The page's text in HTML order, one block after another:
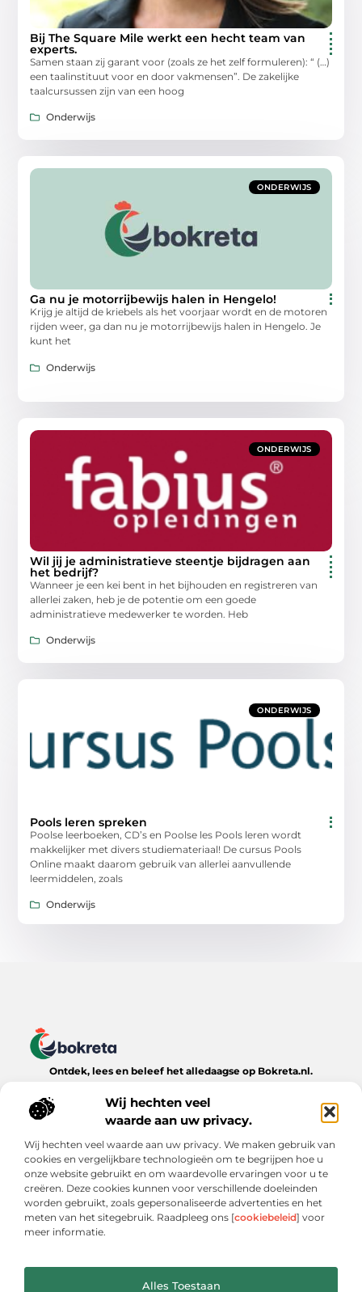
Wij hechten veel
waarde aan uw privacy.
Wij hechten veel waarde aan uw privacy. We maken gebruik van
cookies en vergelijkbare technologieën om te begrijpen hoe u
onze website gebruikt en om waardevolle ervaringen voor u te
creëren. Deze cookies kunnen voor verschillende doeleinden
worden gebruikt, zoals gepersonaliseerde advertenties en het
meten van het sitegebruik. Raadpleeg ons [cookiebeleid] voor
meer informatie.
Alles Toestaan
Bij The Square Mile werkt een hecht team van
experts.
Samen staan zij garant voor (zoals ze het zelf formuleren): “ (…)
een taalinstituut voor en door vakmensen”. De zakelijke
taalcursussen zijn van een hoog
Onderwijs
ONDERWIJS
Ga nu je motorrijbewijs halen in Hengelo!
Krijg je altijd de kriebels als het voorjaar wordt en de motoren
rijden weer, ga dan nu je motorrijbewijs halen in Hengelo. Je
kunt het
Onderwijs
ONDERWIJS
Wil jij je administratieve steentje bijdragen aan
het bedrijf?
Wanneer je een kei bent in het bijhouden en registreren van
allerlei zaken, heb je de potentie om een goede
administratieve medewerker te worden. Heb
Onderwijs
ONDERWIJS
Pools leren spreken
Poolse leerboeken, CD’s en Poolse les Pools leren wordt
makkelijker met divers studiemateriaal! De cursus Pools
Online maakt daarom gebruik van allerlei aanvullende
leermiddelen, zoals
Onderwijs
Ontdek, lees en beleef het alledaagse op Bokreta.nl.
boeiende verhalen over het dagelijks leven.
Onze informatie